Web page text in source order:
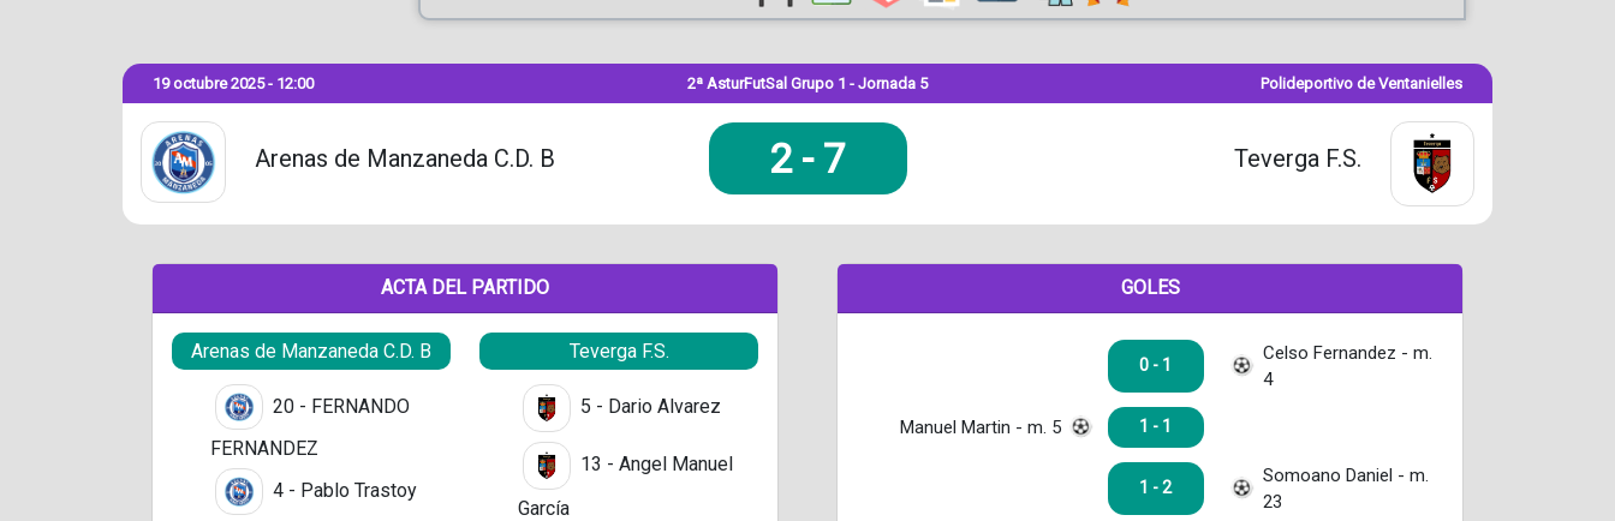
19 octubre 2025 - 12:00 2ª AsturFutSal Grupo 1 - Jornada 5 Polideportivo de Ventanielles
Arenas de Manzaneda C.D. B 2- 7 Teverga F.S.
ACTA DEL PARTIDO
Arenas de Manzaneda C.D. B
20 - FERNANDO
FERNANDEZ
4 - Pablo Trastoy
Teverga F.S.
5 - Dario Alvarez
13 - Angel Manuel
García
GOLES
0 - 1
Celso Fernandez - m.
4
Manuel Martin - m. 5 1 - 1
1 - 2
Somoano Daniel - m.
23